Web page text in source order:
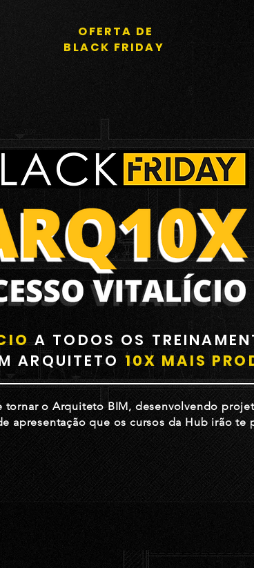
OFERTA DE
BLACK FRIDAY
A TODOS OS
ARQUITETO 10X MAIS
o Arquiteto BIM, desenvolvendo
apresentação que os cursos da Hub irão te